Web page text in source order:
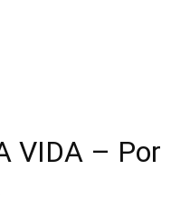
VIDA – Por